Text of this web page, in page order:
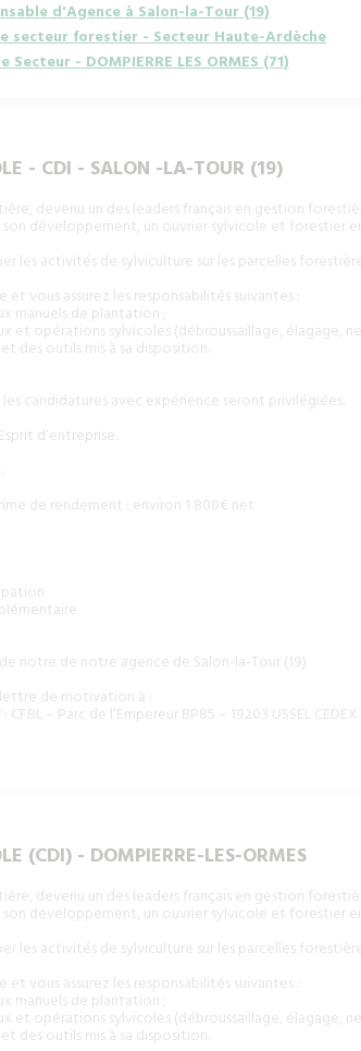
d'Agence à Salon-la-Tour (19)
secteur forestier - Secteur Haute-Ardèche
- DOMPIERRE LES ORMES (71)
- CDI - SALON -LA-TOUR (19)
devenu un des leaders français en gestion
développement, un ouvrier sylvicole et forestier en
les activités de sylviculture sur les parcelles
vous assurez les responsabilités suivantes :
manuels de plantation ;
et opérations sylvicoles (débroussaillage, élagage,
des outils mis à sa disposition.
candidatures avec expérience seront privilégiées.
d’entreprise.
de rendement : environ 1 800€ net
notre de notre agence de Salon-la-Tour (19)
de motivation à :
– Parc de l’Empereur BP85 – 19203 USSEL CEDEX
(CDI) - DOMPIERRE-LES-ORMES
devenu un des leaders français en gestion
développement, un ouvrier sylvicole et forestier en
les activités de sylviculture sur les parcelles
vous assurez les responsabilités suivantes :
manuels de plantation ;
et opérations sylvicoles (débroussaillage, élagage,
des outils mis à sa disposition.